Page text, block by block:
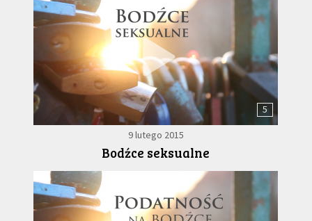
5
9 lutego 2015
Bodźce seksualne